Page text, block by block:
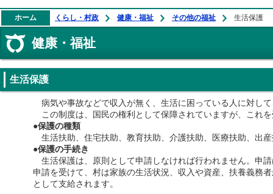
ホーム くらし・村政 健康・福祉 その他の福祉 生活保護
健康・福祉
生活保護
病気や事故などで収入が無く、生活に困っている人に対し
この制度は、国民の権利として保障されていますが、これ
●保護の種類
生活扶助、住宅扶助、教育扶助、介護扶助、医療扶助、出
●保護の手続き
生活保護は、原則として申請しなければ行われません。申
申請を受けて、村は家族の生活状況、収入や資産、扶養義務
として支給されます。